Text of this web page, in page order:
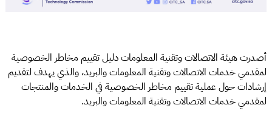
أصدرت هيئة الاتصالات وتقنية المعلومات دليل تقييم مخاطر الخصوصية
لمقدمي خدمات الاتصالات وتقنية المعلومات والبريد، والذي يهدف لتقديم
إرشادات حول عملية تقييم مخاطر الخصوصية في الخدمات والمنتجات
لمقدمي خدمات الاتصالات وتقنية المعلومات والبريد.